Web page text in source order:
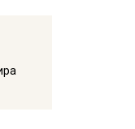
40C,